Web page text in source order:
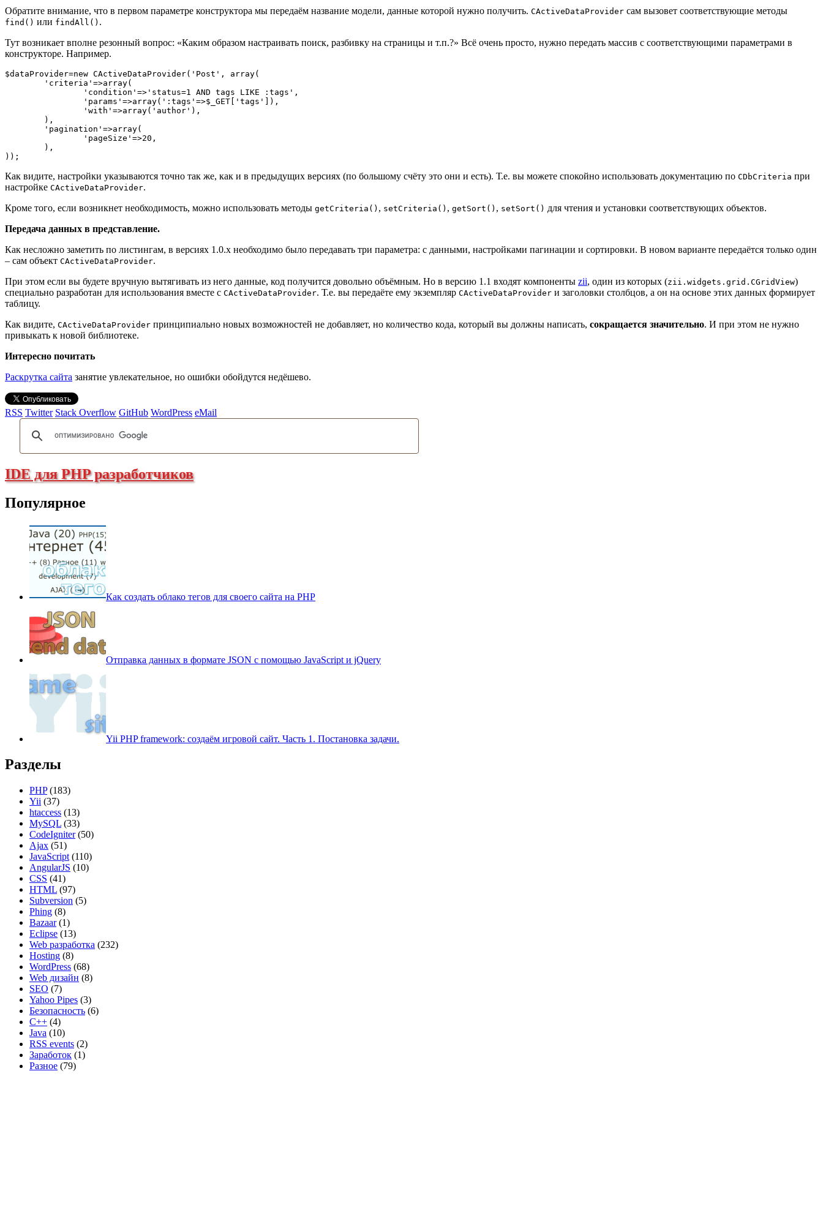
Обратите внимание, что в первом параметре конструктора мы передаём название модели, данные которой нужно получить. CActiveDataProvider сам вызовет соответствующие методы
find() или findAll() .
Тут возникает вполне резонный вопрос: «Каким образом настраивать поиск, разбивку на страницы и т.п.?» Всё очень просто, нужно передать массив с соответствующими параметрами в
конструкторе. Например.
$dataProvider=new CActiveDataProvider('Post', array(
));
Как видите, настройки указываются точно так же, как и в предыдущих версиях (по большому счёту это они и есть). Т.е. вы можете спокойно использовать документацию по CDbCriteria при
настройке CActiveDataProvider.
Кроме того, если возникнет необходимость, можно использовать методы getCriteria() , setCriteria() , getSort() , setSort() для чтения и установки соответствующих объектов.
Передача данных в представление.
Как несложно заметить по листингам, в версиях 1.0.х необходимо было передавать три параметра: с данными, настройками пагинации и сортировки. В новом варианте передаётся только один
– сам объект CActiveDataProvider.
При этом если вы будете вручную вытягивать из него данные, код получится довольно объёмным. Но в версию 1.1 входят компоненты zii, один из которых (zii.widgets.grid.CGridView)
специально разработан для использования вместе с CActiveDataProvider. Т.е. вы передаёте ему экземпляр CActiveDataProvider и заголовки столбцов, а он на основе этих данных формирует
таблицу.
Как видите, CActiveDataProvider принципиально новых возможностей не добавляет, но количество кода, который вы должны написать, сокращается значительно. И при этом не нужно
привыкать к новой библиотеке.
Интересно почитать
Раскрутка сайта занятие увлекательное, но ошибки обойдутся недёшево.
RSS Twitter Stack Overflow GitHub WordPress eMail
IDE для PHP разработчиков
Популярное
Как создать облако тегов для своего сайта на PHP
Отправка данных в формате JSON с помощью JavaScript и jQuery
Yii PHP framework: создаём игровой сайт. Часть 1. Постановка задачи.
Разделы
PHP(183)
Yii (37)
htaccess (13)
MySQL (33)
CodeIgniter(50)
Ajax (51)
JavaScript (110)
AngularJS (10)
CSS (41)
HTML (97)
Subversion (5)
Phing (8)
Bazaar(1)
Eclipse (13)
Web разработка (232)
Hosting (8)
WordPress (68)
Web дизайн (8)
SEO (7)
Yahoo Pipes (3)
Безопасность (6)
C++ (4)
Java (10)
RSS events (2)
Заработок (1)
Разное (79)